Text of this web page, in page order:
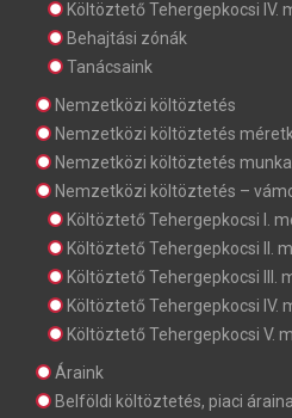
Költöztető Tehergepkocsi IV.
Behajtási zónák
Tanácsaink
Nemzetközi költöztetés
Nemzetközi költöztetés
Nemzetközi költöztetés
Nemzetközi költöztetés –
Költöztető Tehergepkocsi I.
Költöztető Tehergepkocsi II.
Költöztető Tehergepkocsi III.
Költöztető Tehergepkocsi IV.
Költöztető Tehergepkocsi V.
Áraink
Belföldi költöztetés, piaci